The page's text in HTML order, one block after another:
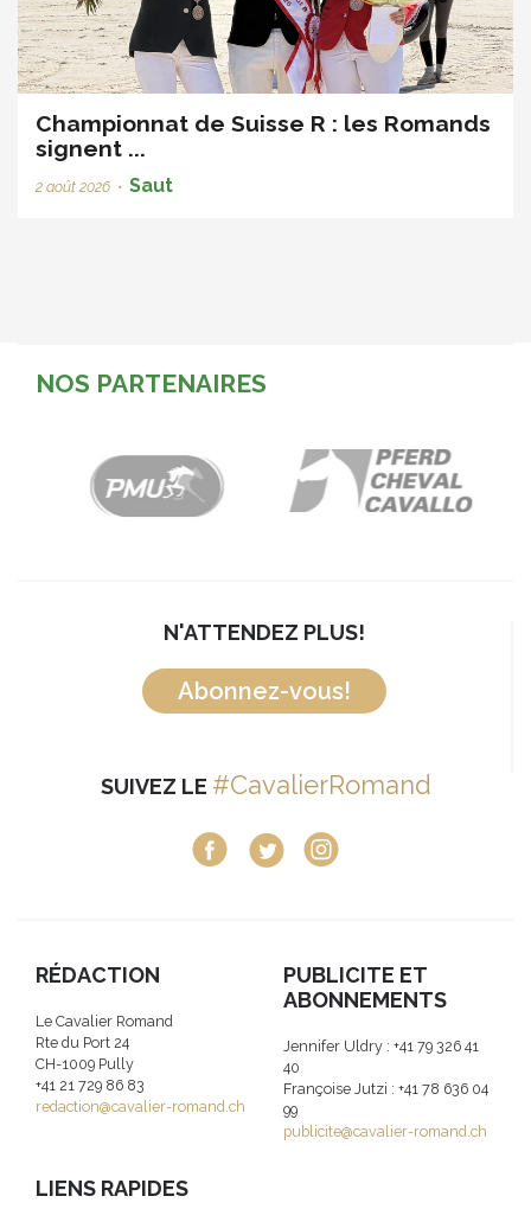
Championnat de Suisse R : les Romands
signent ...
2 août 2026 • Saut
NOS PARTENAIRES
N'ATTENDEZ PLUS!
Abonnez-vous!
SUIVEZ LE #CavalierRomand
RÉDACTION
Le Cavalier Romand
Rte du Port 24
CH-1009 Pully
+41 21 729 86 83
redaction@cavalier-romand.ch
PUBLICITE ET
ABONNEMENTS
Jennifer Uldry : +41 79 326 41
40
Françoise Jutzi : +41 78 636 04
99
publicite@cavalier-romand.ch
LIENS RAPIDES